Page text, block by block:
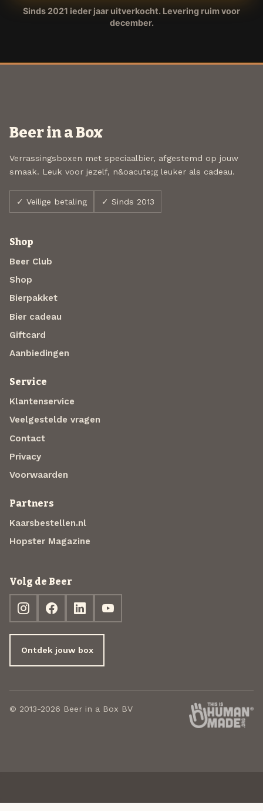
Sinds 2021 ieder jaar uitverkocht. Levering ruim voor
december.
Beer in a Box
Verrassingsboxen met speciaalbier, afgestemd op jouw
smaak. Leuk voor jezelf, n&oacute;g leuker als cadeau.
✓ Veilige betaling ✓ Sinds 2013
Shop
Beer Club
Shop
Bierpakket
Bier cadeau
Giftcard
Aanbiedingen
Service
Klantenservice
Veelgestelde vragen
Contact
Privacy
Voorwaarden
Partners
Kaarsbestellen.nl
Hopster Magazine
Volg de Beer
Ontdek jouw box
© 2013-2026 Beer in a Box BV